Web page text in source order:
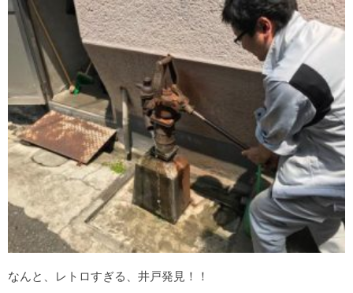
なんと、レトロすぎる、井戸発見！！